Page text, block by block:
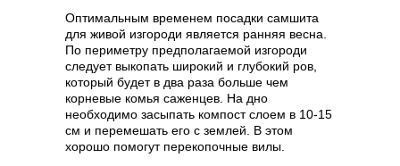
Оптимальным временем посадки самшита
для живой изгороди является ранняя весна.
По периметру предполагаемой изгороди
следует выкопать широкий и глубокий ров,
который будет в два раза больше чем
корневые комья саженцев. На дно
необходимо засыпать компост слоем в 10-15
см и перемешать его с землей. В этом
хорошо помогут перекопочные вилы.